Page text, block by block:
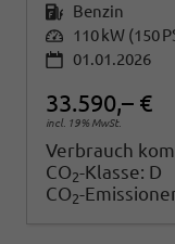
Kraftstoff Benzin
Leistung 110 kW (150
01.01.2026
33.590,– €
incl. 19% MwSt.
Verbrauch
CO2-Klasse: D
CO2-